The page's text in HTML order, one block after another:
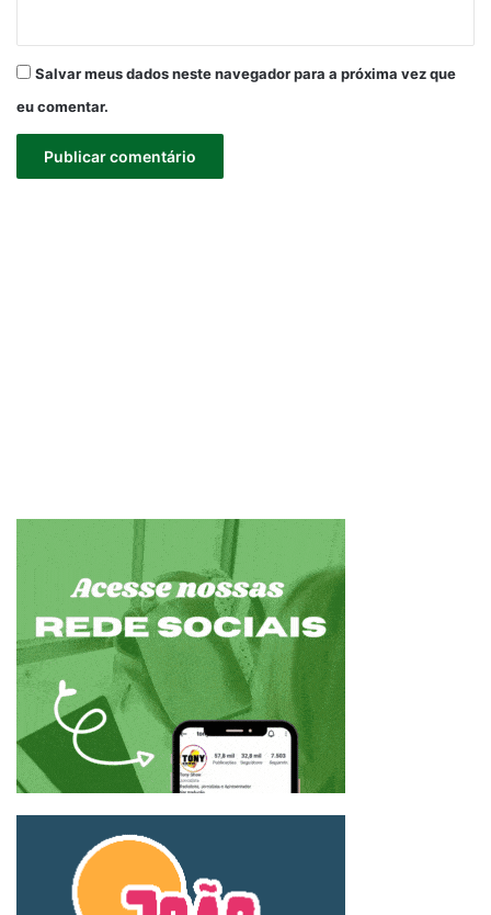
Salvar meus dados neste navegador para a próxima vez que
eu comentar.